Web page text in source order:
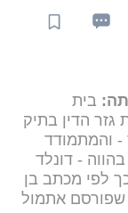
בית
גזר הדין בתיק
- והמתמודד
- דונלד
עד לאחר הבחירות ב-2024 - כך לפי מכתב בן
שפורסם אתמול